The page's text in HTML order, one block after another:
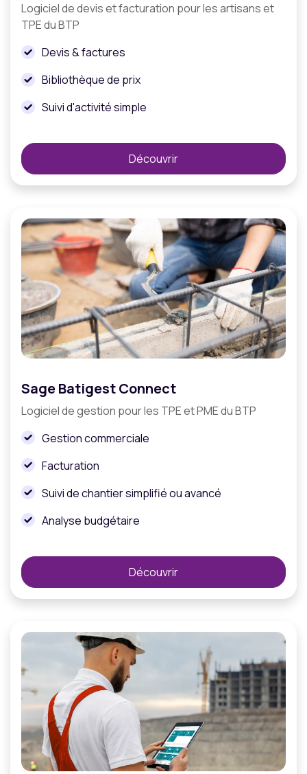
Logiciel de devis et facturation pour les artisans et
TPE du BTP
Devis & factures
Bibliothèque de prix
Suivi d'activité simple
Découvrir
Sage Batigest Connect
Logiciel de gestion pour les TPE et PME du BTP
Gestion commerciale
Facturation
Suivi de chantier simplifié ou avancé
Analyse budgétaire
Découvrir